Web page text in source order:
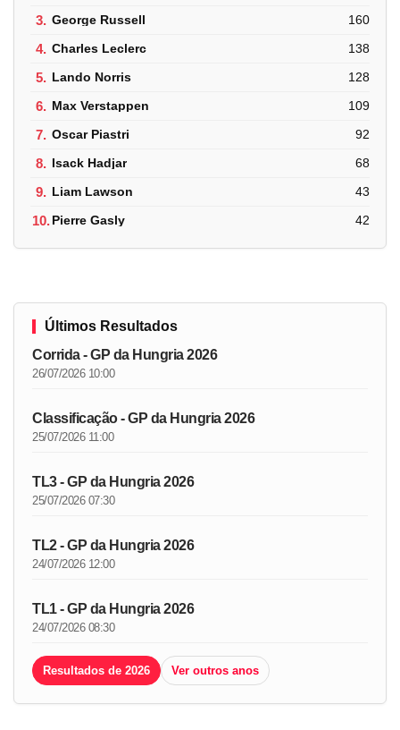
3. George Russell 160
4. Charles Leclerc 138
5. Lando Norris 128
6. Max Verstappen 109
7. Oscar Piastri 92
8. Isack Hadjar 68
9. Liam Lawson 43
10.Pierre Gasly 42
Últimos Resultados
Corrida - GP da Hungria 2026
26/07/2026 10:00
Classificação - GP da Hungria 2026
25/07/2026 11:00
TL3 - GP da Hungria 2026
25/07/2026 07:30
TL2 - GP da Hungria 2026
24/07/2026 12:00
TL1 - GP da Hungria 2026
24/07/2026 08:30
Resultados de 2026 Ver outros anos